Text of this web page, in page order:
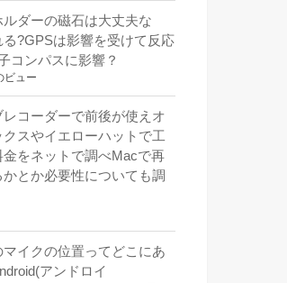
ルダーの磁石は大丈夫な
る?GPSは影響を受けて反応
コンパスに影響？
ビュー
レコーダーで前後が使えオ
クスやイエローハットで工
金をネットで調べMacで再
とか必要性についても調
マイクの位置ってどこにあ
アンドロイ